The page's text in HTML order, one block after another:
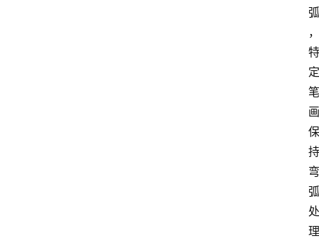
弧
，
特
定
笔
画
保
持
弯
弧
处
理